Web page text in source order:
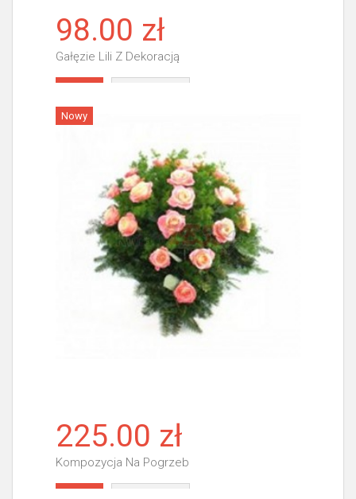
98.00 zł
Gałęzie Lili Z Dekoracją
Nowy
225.00 zł
Kompozycja Na Pogrzeb